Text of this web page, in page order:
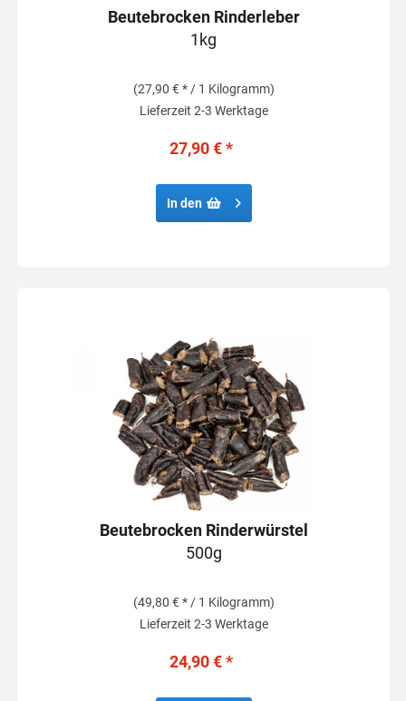
Beutebrocken Rinderleber
1kg
(27,90 € * / 1 Kilogramm)
Lieferzeit 2-3 Werktage
27,90 € *
In den
Beutebrocken Rinderwürstel
500g
(49,80 € * / 1 Kilogramm)
Lieferzeit 2-3 Werktage
24,90 € *